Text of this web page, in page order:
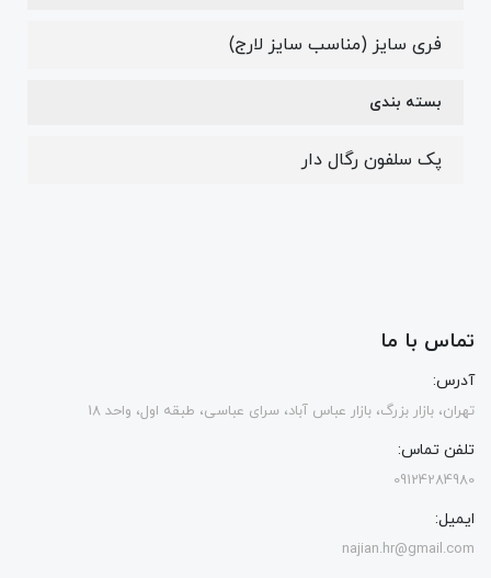
فری سایز (مناسب سایز لارج)
بسته بندی
پک سلفون رگال دار
تماس با ما
آدرس:
تهران، بازار بزرگ، بازار عباس آباد، سرای عباسی، طبقه اول، واحد 18
تلفن تماس:
09124284980
ایمیل:
najian.hr@gmail.com